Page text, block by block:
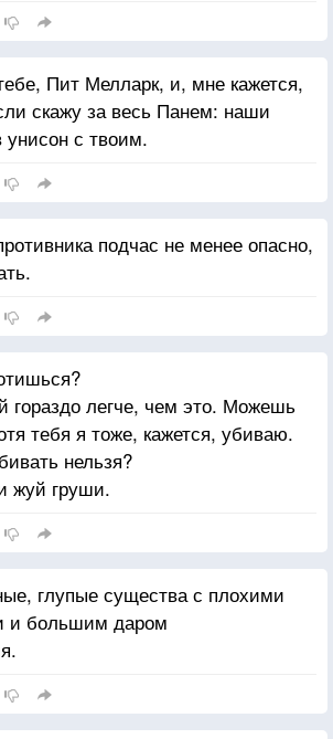
Пит Мелларк, и, мне кажется,
скажу за весь Панем: наши
с твоим.
подчас не менее опасно,
гораздо легче, чем это. Можешь
тебя я тоже, кажется, убиваю.
нельзя?
жуй груши.
глупые существа с плохими
и большим даром